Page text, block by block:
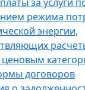
режима
энергии,
договоров